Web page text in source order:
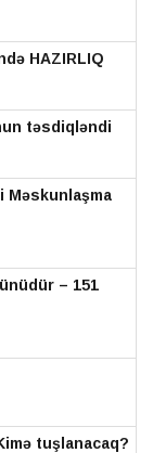
HAZIRLIQ
təsdiqləndi
Məskunlaşma
– 151
tuşlanacaq?